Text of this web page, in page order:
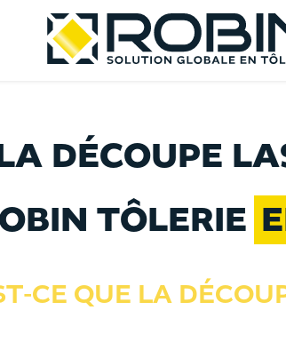
DÉCOUPE
TÔLERIE
CE QUE LA